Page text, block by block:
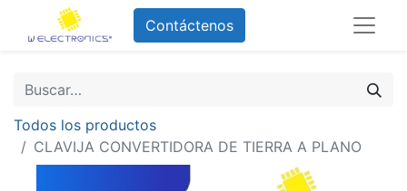
Contáctenos
Todos los productos
CLAVIJA CONVERTIDORA DE TIERRA A PLANO